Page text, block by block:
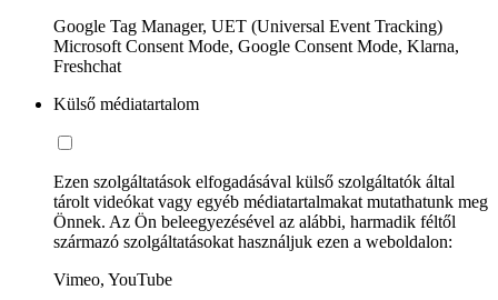
Google Tag Manager, UET (Universal Event Tracking)
Microsoft Consent Mode, Google Consent Mode, Klarna,
Freshchat
Külső médiatartalom
Ezen szolgáltatások elfogadásával külső szolgáltatók által
tárolt videókat vagy egyéb médiatartalmakat mutathatunk meg
Önnek. Az Ön beleegyezésével az alábbi, harmadik féltől
származó szolgáltatásokat használjuk ezen a weboldalon:
Vimeo, YouTube